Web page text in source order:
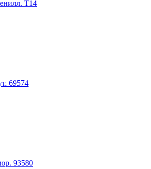
Т14
69574
93580